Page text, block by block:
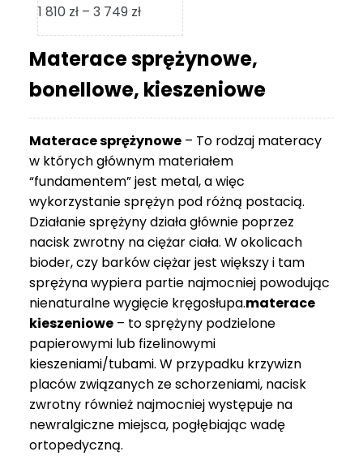
1 810 zł – 3 749 złZakres
cen:
od
1
810 zł
749 zł
Materace sprężynowe,
bonellowe, kieszeniowe
Materace sprężynowe – To rodzaj materacy
w których głównym materiałem
“fundamentem” jest metal, a więc
wykorzystanie sprężyn pod różną postacią.
Działanie sprężyny działa głównie poprzez
nacisk zwrotny na ciężar ciała. W okolicach
bioder, czy barków ciężar jest większy i tam
sprężyna wypiera partie najmocniej powodując
nienaturalne wygięcie kręgosłupa.materace
kieszeniowe – to sprężyny podzielone
papierowymi lub fizelinowymi
kieszeniami/tubami. W przypadku krzywizn
placów związanych ze schorzeniami, nacisk
zwrotny również najmocniej występuje na
newralgiczne miejsca, pogłębiając wadę
ortopedyczną.